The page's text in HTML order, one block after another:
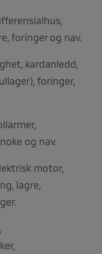
foringer og nav.
kardanledd,
foringer,
og nav.
motor,
lagre,